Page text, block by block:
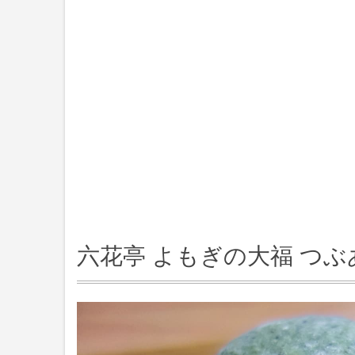
六花亭 よもぎの大福 つぶ